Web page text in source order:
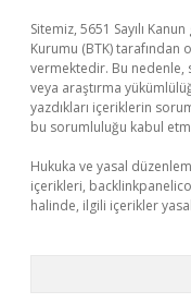
Sitemiz, 5651 Sayılı
Kurumu (BTK) tarafından
vermektedir. Bu
veya araştırma
yazdıkları içeriklerin
bu sorumluluğu kabul
Hukuka ve yasal
içerikleri,
halinde, ilgili içerikler